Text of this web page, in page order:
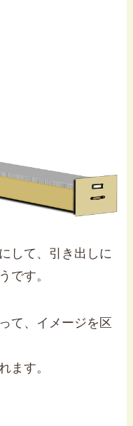
して、引き出しに
です。
て、イメージを区
ます。